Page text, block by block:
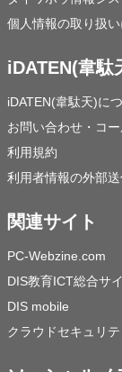
個人情報の取り扱
iDATEN(韋駄
iDATEN(韋駄天)に
お問い合わせ・コ
利用規約
利用者情報の外部
関連サイト
PC-Webzine.com
DIS教育ICT総合サ
DIS mobile
クラウドセキュリ